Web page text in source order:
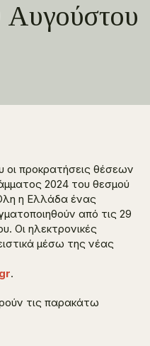
Αυγούστου
οι προκρατήσεις θέσεων
2024 του θεσμού
η Ελλάδα ένας
από τις 29
Οι ηλεκτρονικές
μέσω της νέας
.
τις παρακάτω